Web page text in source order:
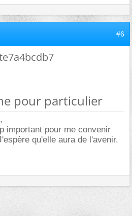
#6
pour particulier
important pour me convenir
qu'elle aura de l'avenir.